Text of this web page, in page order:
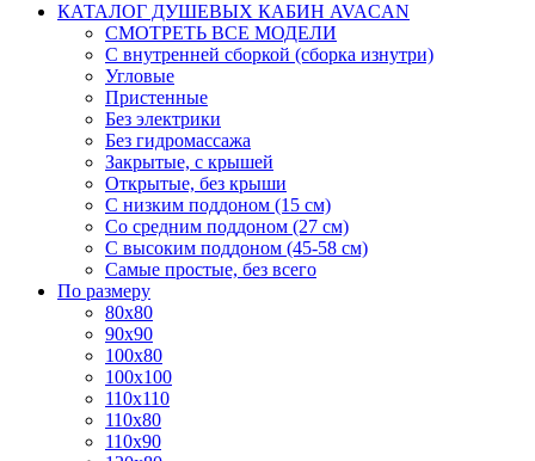
КАТАЛОГ ДУШЕВЫХ КАБИН AVACAN
СМОТРЕТЬ ВСЕ МОДЕЛИ
С внутренней сборкой (сборка изнутри)
Угловые
Пристенные
Без электрики
Без гидромассажа
Закрытые, с крышей
Открытые, без крыши
С низким поддоном (15 см)
Со средним поддоном (27 см)
С высоким поддоном (45-58 см)
Самые простые, без всего
По размеру
80x80
90x90
100x80
100x100
110x110
110x80
110x90